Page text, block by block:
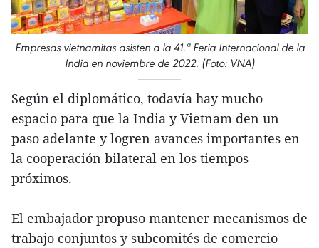
Empresas vietnamitas asisten a la 41.ª Feria Internacional de la
India en noviembre de 2022. (Foto: VNA)
Según el diplomático, todavía hay mucho
espacio para que la India y Vietnam den un
paso adelante y logren avances importantes en
la cooperación bilateral en los tiempos
próximos.
El embajador propuso mantener mecanismos de
trabajo conjuntos y subcomités de comercio